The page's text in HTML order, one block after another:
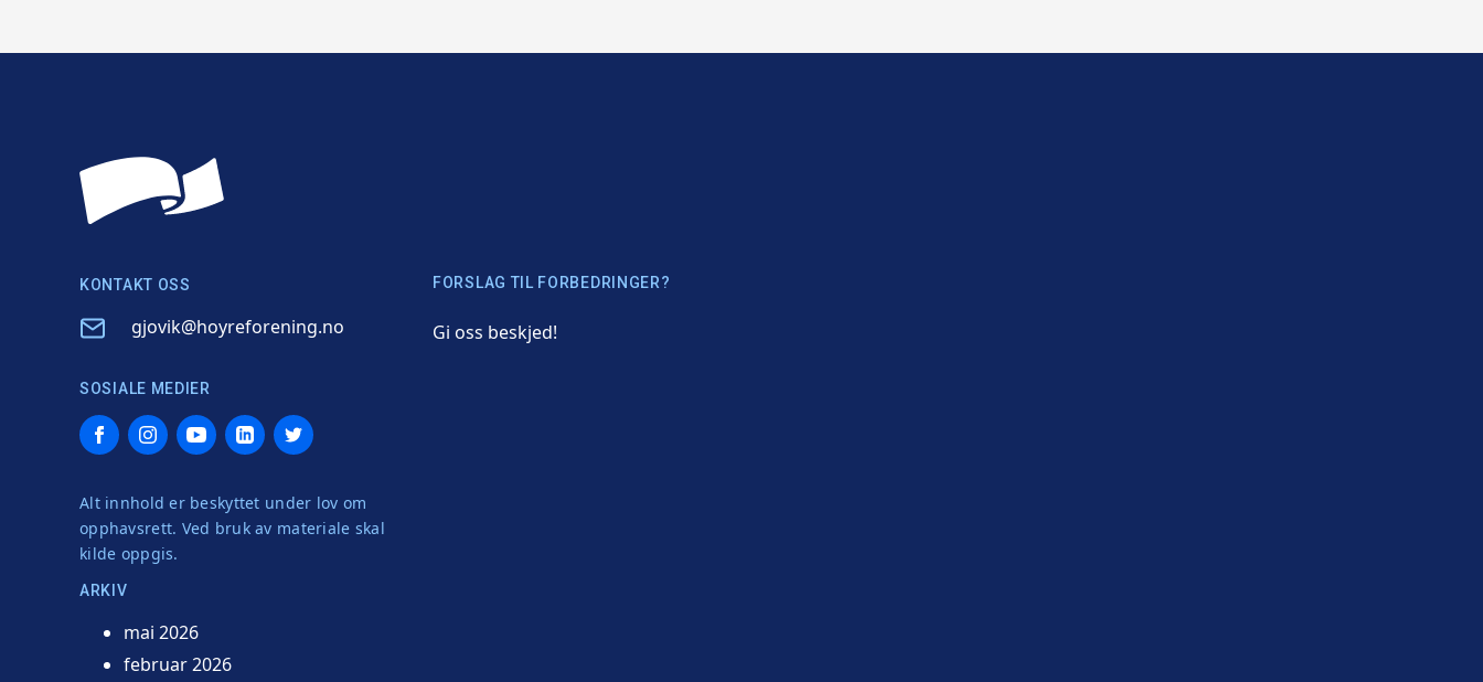
KONTAKT OSS
Email gjovik@hoyreforening.no
SOSIALE MEDIER
FacebookInstagramYouTubeLinkedInTwitter
Alt innhold er beskyttet under lov om
opphavsrett. Ved bruk av materiale skal
kilde oppgis.
ARKIV
mai 2026
februar 2026
FORSLAG TIL FORBEDRINGER?
Gi oss beskjed!